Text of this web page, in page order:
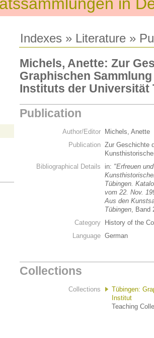
Indexes » Literature »
Michels, Anette: Zur
Graphischen
Instituts der Universität
Publication
Author/Editor
Michels, Anette
Publication Zur Geschichte
Bibliographical Details
in: "Erfreuen
Tübingen.
vom 22. Nov.
Aus den
Tübingen, Band
Category
History of the
Language German
Collections
Collections
Tübingen:
Institut
Teaching